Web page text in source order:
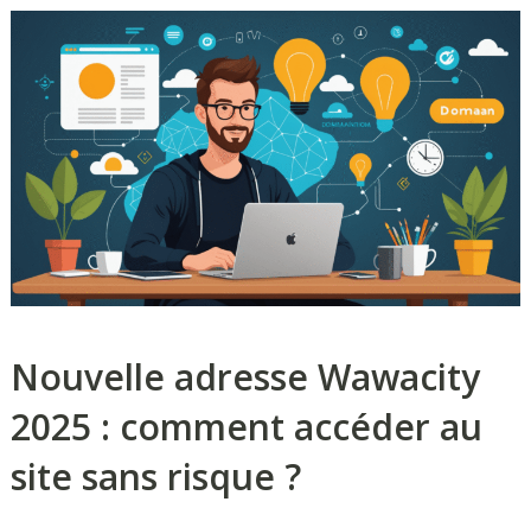
Nouvelle adresse Wawacity
2025 : comment accéder au
site sans risque ?